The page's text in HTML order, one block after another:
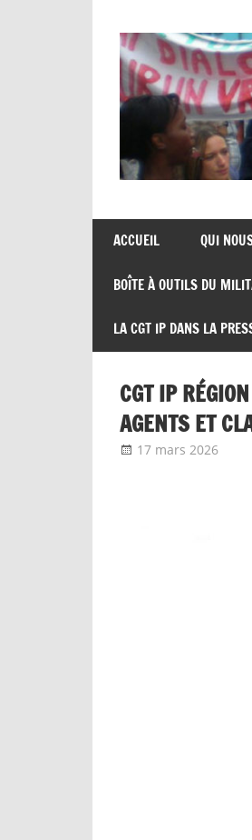
CGT
insertion
probation
de
syndicats
insertion
ACCUEIL QUI
BOÎTE À OUTILS DU
LA CGT IP DANS LA
CGT IP
AGENTS ET
17 mars 2026